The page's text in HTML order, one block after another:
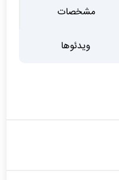
مشخصات
ویدئوها